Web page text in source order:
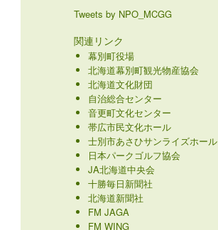
Tweets by NPO_MCGG
関連リンク
幕別町役場
北海道幕別町観光物産協会
北海道文化財団
自治総合センター
音更町文化センター
帯広市民文化ホール
士別市あさひサンライズホール
日本パークゴルフ協会
JA北海道中央会
十勝毎日新聞社
北海道新聞社
FM JAGA
FM WING